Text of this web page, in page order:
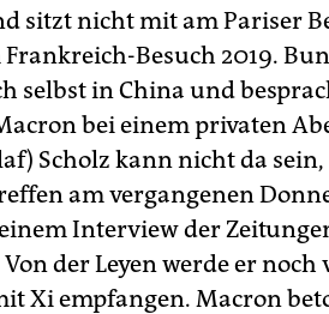
sitzt nicht mit am Pariser
Besuch 2019.
selbst in China und
bei einem privaten
Scholz kann nicht da
am vergangenen
Interview der
Von der Leyen werde er
Xi empfangen. Macron